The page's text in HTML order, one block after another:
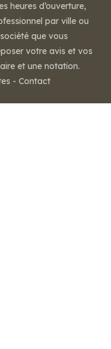
heures d’ouverture,
par ville ou
que vous
votre avis et vos
et une notation.
- Contact